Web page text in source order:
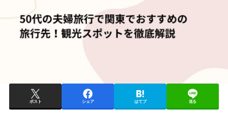
ポスト シェア はてブ 送る